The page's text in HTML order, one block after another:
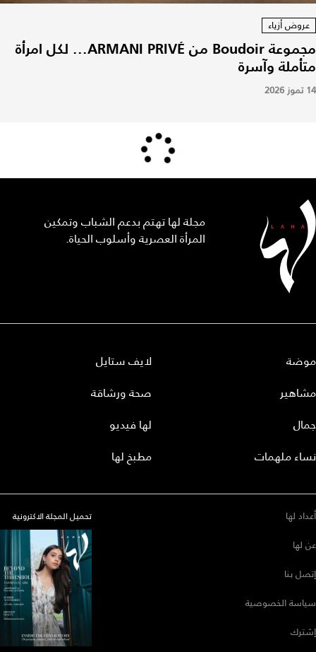
عروض أزياء
مجموعة Boudoir من ARMANI PRIVÉ... لكل امرأة
متأملة وآسرة
14 تموز 2026
مجلة لها تهتم بدعم الشباب وتمكين
المرأة العصرية وأسلوب الحياة.
موضة
مشاهير
جمال
نساء ملهمات
لايف ستايل
صحة ورشاقة
لها فيديو
مطبخ لها
أعداد لها
عن لها
إتصل بنا
سياسة الخصوصية
إشترك
تحميل المجلة الاكترونية